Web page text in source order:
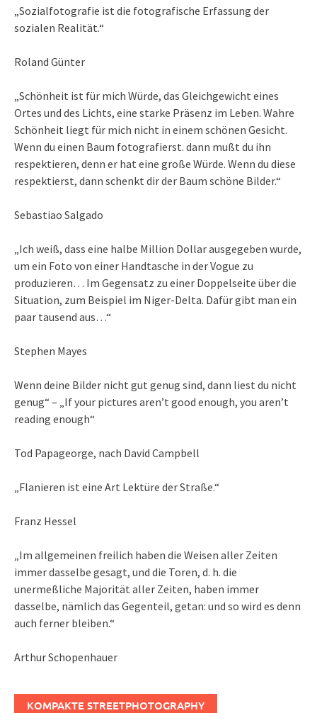
„Sozialfotografie ist die fotografische Erfassung der
sozialen Realität.“
Roland Günter
„Schönheit ist für mich Würde, das Gleichgewicht eines
Ortes und des Lichts, eine starke Präsenz im Leben. Wahre
Schönheit liegt für mich nicht in einem schönen Gesicht.
Wenn du einen Baum fotografierst. dann mußt du ihn
respektieren, denn er hat eine große Würde. Wenn du diese
respektierst, dann schenkt dir der Baum schöne Bilder.“
Sebastiao Salgado
„Ich weiß, dass eine halbe Million Dollar ausgegeben wurde,
um ein Foto von einer Handtasche in der Vogue zu
produzieren… Im Gegensatz zu einer Doppelseite über die
Situation, zum Beispiel im Niger-Delta. Dafür gibt man ein
paar tausend aus…“
Stephen Mayes
Wenn deine Bilder nicht gut genug sind, dann liest du nicht
genug“ – „If your pictures aren’t good enough, you aren’t
reading enough“
Tod Papageorge, nach David Campbell
„Flanieren ist eine Art Lektüre der Straße.“
Franz Hessel
„Im allgemeinen freilich haben die Weisen aller Zeiten
immer dasselbe gesagt, und die Toren, d. h. die
unermeßliche Majorität aller Zeiten, haben immer
dasselbe, nämlich das Gegenteil, getan: und so wird es denn
auch ferner bleiben.“
Arthur Schopenhauer
KOMPAKTE STREETPHOTOGRAPHY